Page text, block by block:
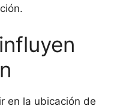
en la ubicación de